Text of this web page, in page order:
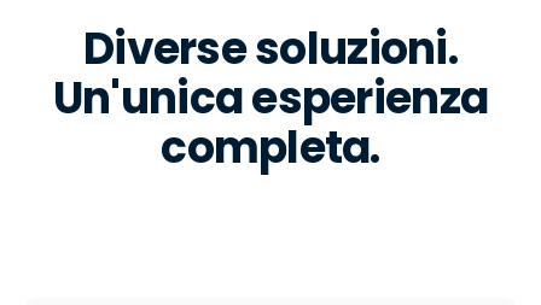
Diverse soluzioni.
Un'unica esperienza
completa.